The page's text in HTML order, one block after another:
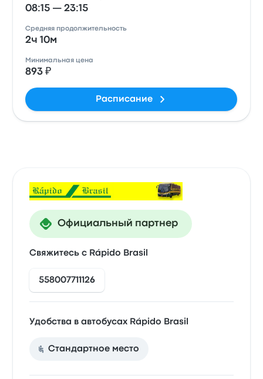
08:15 — 23:15
Средняя продолжительность
2ч 10м
Минимальная цена
893 ₽
Расписание
Официальный партнер
Свяжитесь с Rápido Brasil
558007711126
Удобства в автобусах Rápido Brasil
Стандартное место